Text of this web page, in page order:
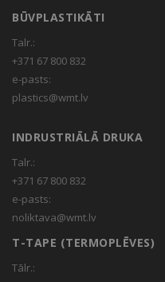
BŪVPLASTIKĀTI
Talr.:
+371 67 800 832
e-pasts:
plastics@wmt.lv
INDRUSTRIĀLĀ DRUKA
Talr.:
+371 67 800 832
e-pasts:
noliktava@wmt.lv
T-TAPE (TERMOPLĒVES)
Tālr.: